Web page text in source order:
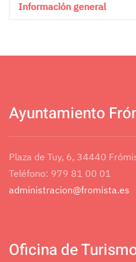
Correo electrónico*
Asunto*
Mensaje
Información general
Ayuntamiento
Plaza de Tuy, 6, 34440
Teléfono: 979 81 00 01
administracion@fromista.es
Oficina de